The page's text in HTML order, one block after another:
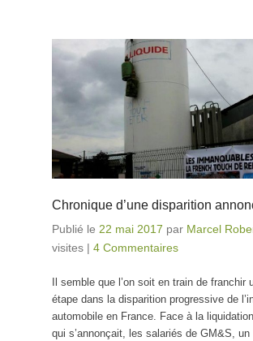
Chronique d’une disparition
Publié le 22 mai 2017 par Marcel
visites | 4 Commentaires
Il semble que l’on soit en train de franchir
étape dans la disparition progressive de
automobile en France. Face à la
qui s’annonçait, les salariés de GM&S, un